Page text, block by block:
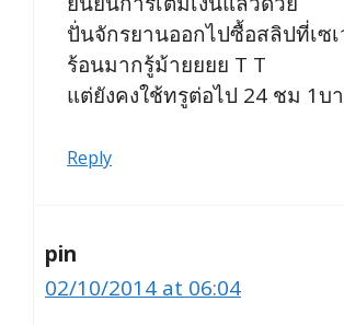
ปั่นจักรยานออกไปซื้อสลิปที่เซ
ร้อนมากรู้ม้ายยยย T T
แต่ยังคงใช้ทรูต่อไป 24 ชม 1บ
Reply
pin
02/10/2014 at 06:04